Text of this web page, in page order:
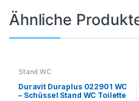
Ähnliche
Stand WC
Duravit Duraplus 022901 WC
– Schüssel Stand WC Toilette